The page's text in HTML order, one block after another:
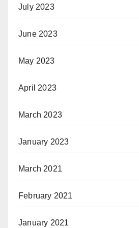
July 2023
June 2023
May 2023
April 2023
March 2023
January 2023
March 2021
February 2021
January 2021